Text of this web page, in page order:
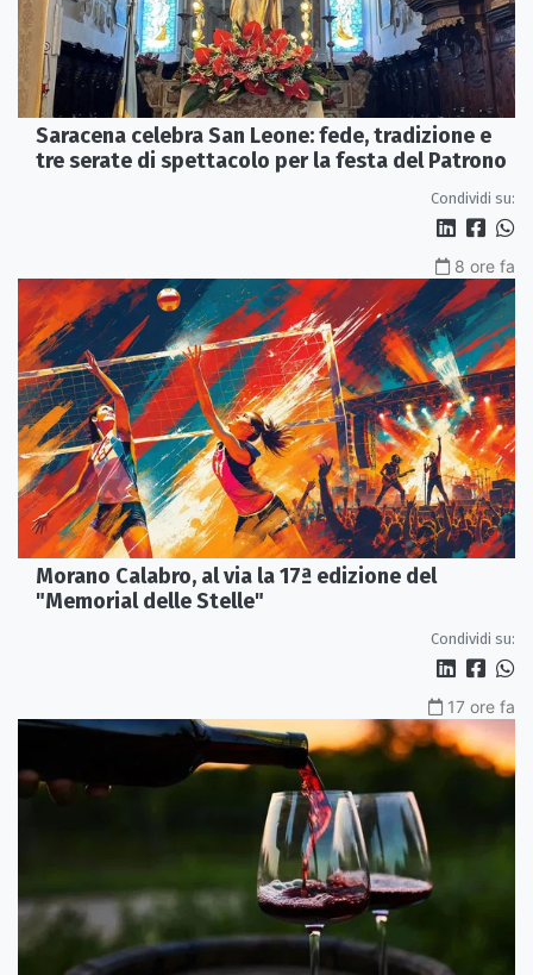
Saracena celebra San Leone: fede, tradizione e
tre serate di spettacolo per la festa del Patrono
Condividi su:
8 ore fa
Morano Calabro, al via la 17ª edizione del
"Memorial delle Stelle"
Condividi su:
17 ore fa